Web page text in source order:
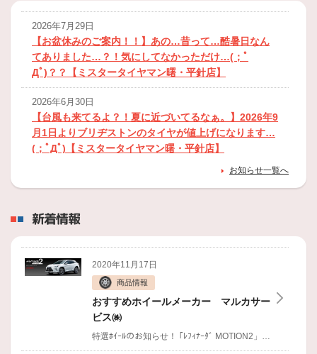
2026年7月29日
【お盆休みのご案内！！】あの…昔って…酷暑日なん
てありました…？！気にしてなかっただけ…(；ﾟ
Дﾟ)？？【ミスタータイヤマン曙・平針店】
2026年6月30日
【台風も来てるよ？！夏に近づいてるなぁ。】2026年9
月1日よりブリヂストンのタイヤが値上げになります…
(；ﾟДﾟ)【ミスタータイヤマン曙・平針店】
曙・平針店】
【ゴールデンウィークが来るぞ！！】遂に来た大型連
休！！お出かけ前にタイヤ点検はいかがですか？！( ﾟ
Дﾟ)【ミスタータイヤマン曙・平針店】
2026年3月26日
お知らせ一覧へ
新着情報
2020年11月17日
商品情報
おすすめホイールメーカー マルカサー
ビス㈱
特選ﾎｲｰﾙのお知らせ！ ｢ﾚﾌｨﾅｰﾀﾞ MOTION2」 トヨタ/レクサス純正ホイールからの履き替えを考慮した専用設計